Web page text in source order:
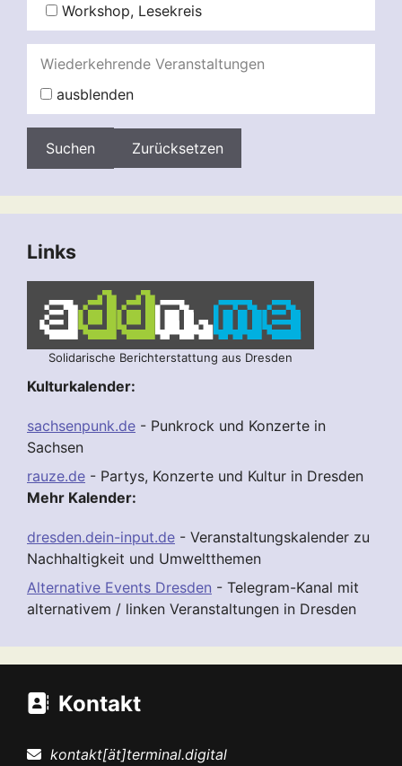
Workshop, Lesekreis
Wiederkehrende Veranstaltungen
ausblenden
Zurücksetzen
Links
Solidarische Berichterstattung aus Dresden
Kulturkalender:
sachsenpunk.de - Punkrock und Konzerte in
Sachsen
rauze.de - Partys, Konzerte und Kultur in Dresden
Mehr Kalender:
dresden.dein-input.de - Veranstaltungskalender zu
Nachhaltigkeit und Umweltthemen
Alternative Events Dresden - Telegram-Kanal mit
alternativem / linken Veranstaltungen in Dresden
Kontakt
kontakt[ät]terminal.digital